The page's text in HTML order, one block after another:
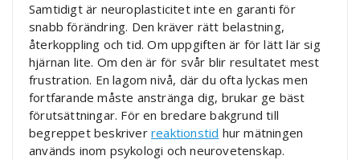
Samtidigt är neuroplasticitet inte en garanti för
snabb förändring. Den kräver rätt belastning,
återkoppling och tid. Om uppgiften är för lätt lär sig
hjärnan lite. Om den är för svår blir resultatet mest
frustration. En lagom nivå, där du ofta lyckas men
fortfarande måste anstränga dig, brukar ge bäst
förutsättningar. För en bredare bakgrund till
begreppet beskriver reaktionstid hur mätningen
används inom psykologi och neurovetenskap.